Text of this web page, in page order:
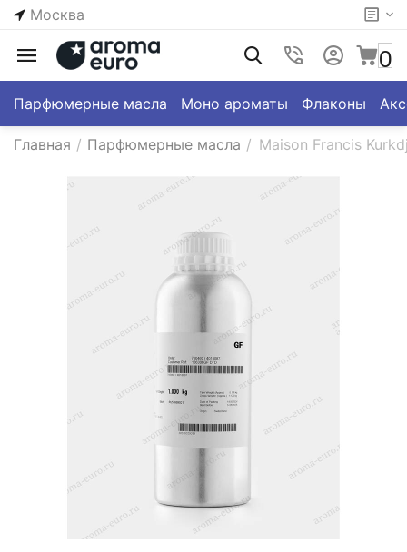
Москва
0
Парфюмерные масла Моно ароматы Флаконы
Главная / Парфюмерные масла / Maison Francis